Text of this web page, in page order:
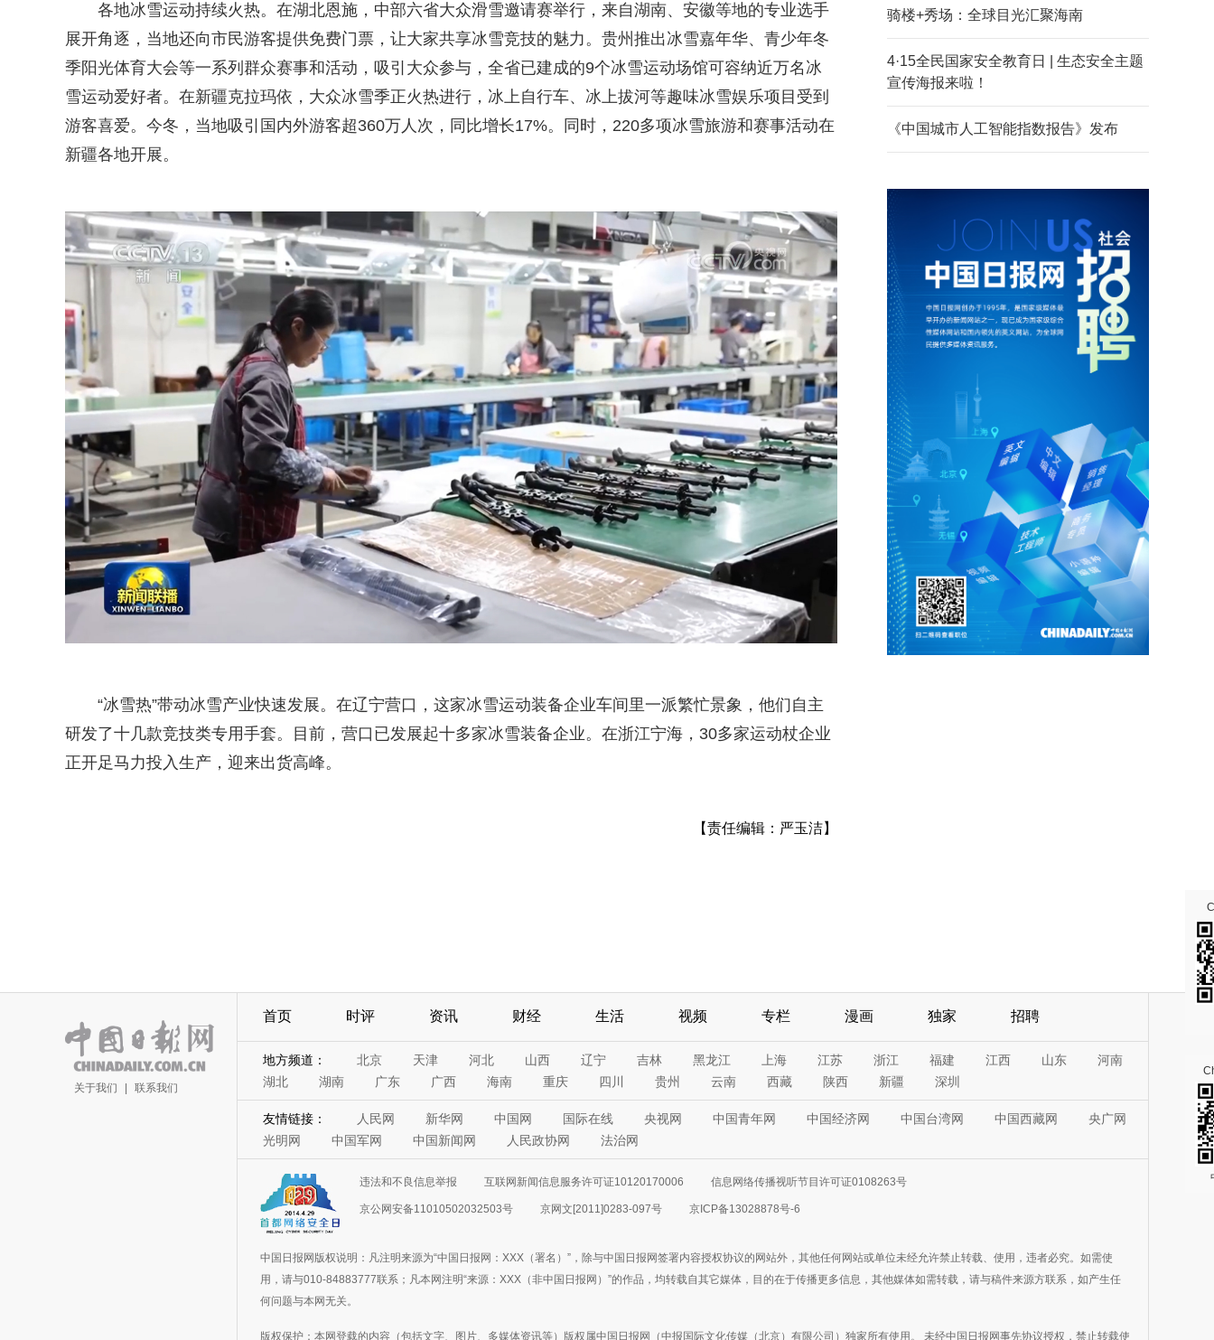
各地冰雪运动持续火热。在湖北恩施，中部六省大众滑雪邀请赛举行，来自湖南、安徽等地的专业选手
展开角逐，当地还向市民游客提供免费门票，让大家共享冰雪竞技的魅力。贵州推出冰雪嘉年华、青少年冬
季阳光体育大会等一系列群众赛事和活动，吸引大众参与，全省已建成的9个冰雪运动场馆可容纳近万名冰
雪运动爱好者。在新疆克拉玛依，大众冰雪季正火热进行，冰上自行车、冰上拔河等趣味冰雪娱乐项目受到
游客喜爱。今冬，当地吸引国内外游客超360万人次，同比增长17%。同时，220多项冰雪旅游和赛事活动在
新疆各地开展。
“冰雪热”带动冰雪产业快速发展。在辽宁营口，这家冰雪运动装备企业车间里一派繁忙景象，他们自主
研发了十几款竞技类专用手套。目前，营口已发展起十多家冰雪装备企业。在浙江宁海，30多家运动杖企业
正开足马力投入生产，迎来出货高峰。
【责任编辑：严玉洁】
骑楼+秀场：全球目光汇聚海南
4·15全民国家安全教育日 | 生态安全主题
宣传海报来啦！
《中国城市人工智能指数报告》发布
关于我们 | 联系我们
首页 时评 资讯 财经 生活 视频 专栏 漫画 独家 招聘
地方频道： 北京 天津 河北 山西 辽宁 吉林 黑龙江 上海 江苏 浙江 福建 江西 山东
河南
湖北
湖南 广东 广西 海南 重庆 四川 贵州 云南 西藏 陕西 新疆 深圳
友情链接： 人民网 新华网 中国网 国际在线 央视网 中国青年网 中国经济网 中国台湾网 中国西藏网
央广网
光明网
中国军网 中国新闻网 人民政协网 法治网
违法和不良信息举报 互联网新闻信息服务许可证10120170006 信息网络传播视听节目许可证0108263号
京公网安备11010502032503号 京网文[2011]0283-097号 京ICP备13028878号-6
中国日报网版权说明：凡注明来源为“中国日报网：XXX（署名）”，除与中国日报网签署内容授权协议的网站外，其他任何网站或单位未经允许禁止转载、使用，违者必究。如需使
用，请与010-84883777联系；凡本网注明“来源：XXX（非中国日报网）”的作品，均转载自其它媒体，目的在于传播更多信息，其他媒体如需转载，请与稿件来源方联系，如产生任
何问题与本网无关。
版权保护：本网登载的内容（包括文字、图片、多媒体资讯等）版权属中国日报网（中报国际文化传媒（北京）有限公司）独家所有使用。 未经中国日报网事先协议授权，禁止转载使